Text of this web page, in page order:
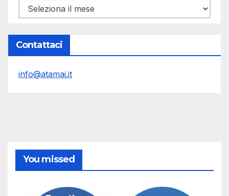
Archivi
Contattaci
info@atamai.it
You missed